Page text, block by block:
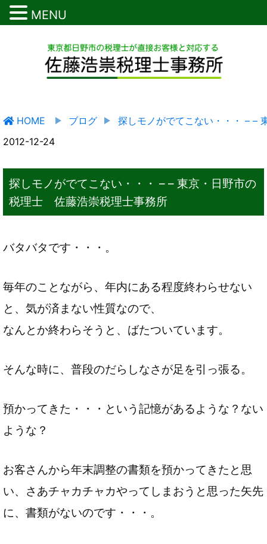
HOME ブログ
探しモノがでてこない・・・ – –
2012-12-24
探しモノがでてこない・・・ – – 東京・日野市の
税理士 佐藤浩崇税理士事務所
バタバタです・・・。
毎年のことながら、年内にある程度終わらせない
と、気が済まない性質なので、
なんとか終わらそうと、ばたついています。
そんな時に、普段のだらしなさが足を引っ張る。
預かってきた・・・という記憶があるような？ない
ような？
お客さんから年末調整の書類を預かってきたと思
い、さあチャカチャカやってしまおうと思った矢先
に、書類がないのです・・・。
MENU